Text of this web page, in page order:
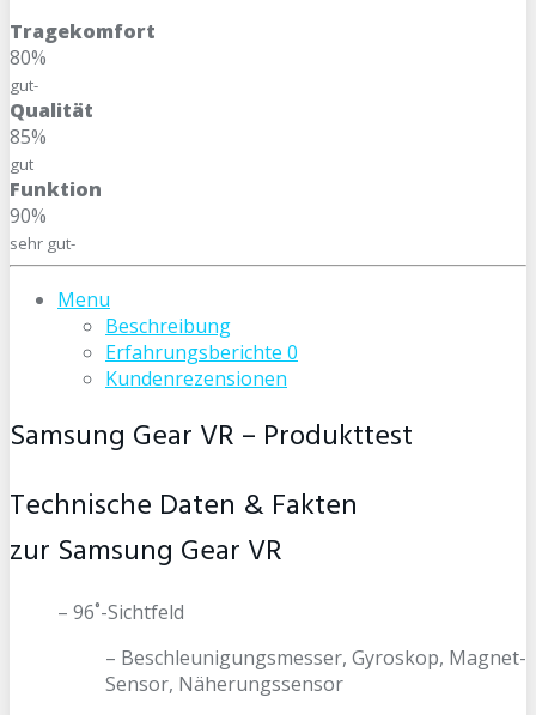
Tragekomfort
80%
gut-
Qualität
85%
gut
Funktion
90%
sehr gut-
Menu
Beschreibung
Erfahrungsberichte 0
Kundenrezensionen
Samsung Gear VR – Produkttest
Technische Daten & Fakten
zur Samsung Gear VR
– 96˚-Sichtfeld
– Beschleunigungsmesser, Gyroskop, Magnet-
Sensor, Näherungssensor